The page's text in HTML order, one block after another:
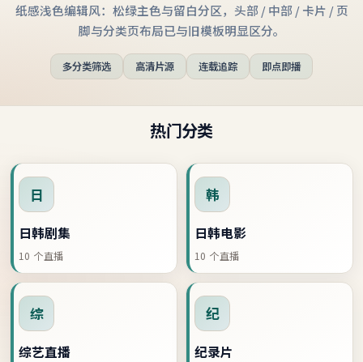
纸感浅色编辑风：松绿主色与留白分区，头部 / 中部 / 卡片 / 页
脚与分类页布局已与旧模板明显区分。
多分类筛选 高清片源 连载追踪 即点即播
热门分类
日
日韩剧集
10 个直播
韩
日韩电影
10 个直播
综
综艺直播
纪
纪录片